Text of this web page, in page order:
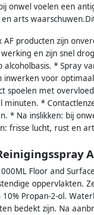
onwel voelen een
arts
AF producten zijn
en zijn snel
alcoholbasis. * Spray
inwerken voor
spoelen met
minuten. *
* Na inslikken: bij
frisse lucht, rust en
Floor and
oppervlakten.
10% Propan-2-ol.
bedekt zijn. Na